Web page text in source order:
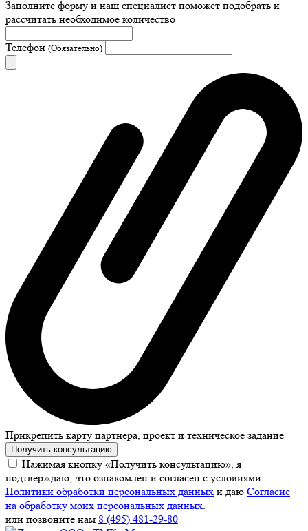
Заполните форму и наш специалист поможет подобрать и
рассчитать необходимое количество
Телефон (Обязательно)
Прикрепить карту партнера, проект и техническое задание
Получить консультацию
Нажимая кнопку «Получить консультацию», я
подтверждаю, что ознакомлен и согласен с условиями
Политики обработки персональных данных и даю Согласие
на обработку моих персональных данных
или позвоните нам 8 (495) 481-29-80